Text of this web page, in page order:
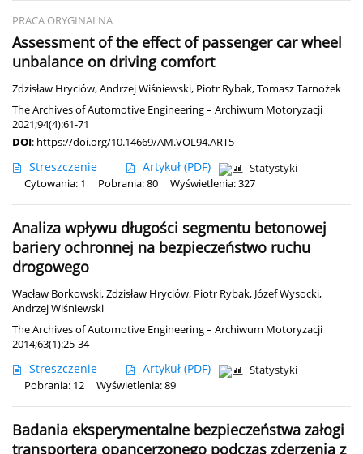
PRACA ORYGINALNA
Assessment of the effect of passenger car wheel
unbalance on driving comfort
Zdzisław Hryciów,Andrzej Wiśniewski, Piotr Rybak,Tomasz Tarnożek
The Archives of Automotive Engineering – Archiwum Motoryzacji
2021;94(4):61-71
DOI: https://doi.org/10.14669/AM.VOL94.ART5
Streszczenie Artykuł (PDF)
Statystyki
Cytowania: 1
Pobrania: 80 Wyświetlenia: 327
Analiza wpływu długości segmentu betonowej
bariery ochronnej na bezpieczeństwo ruchu
drogowego
Wacław Borkowski,Zdzisław Hryciów, Piotr Rybak, Józef Wysocki,
Andrzej Wiśniewski
The Archives of Automotive Engineering – Archiwum Motoryzacji
2014;63(1):25-34
Streszczenie Artykuł (PDF)
Statystyki
Pobrania: 12
Wyświetlenia: 89
Badania eksperymentalne bezpieczeństwa załogi
transportera opancerzonego podczas zderzenia z